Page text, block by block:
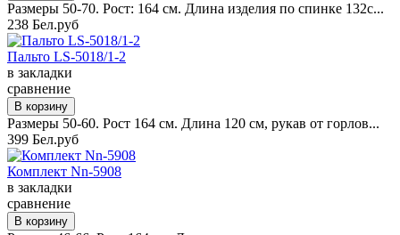
Размеры 50-70. Рост: 164 см. Длина изделия по спинке 132с...
238 Бел.руб
Пальто LS-5018/1-2
в закладки
сравнение
Размеры 50-60. Рост 164 см. Длина 120 см, рукав от горлов...
399 Бел.руб
Комплект Nn-5908
в закладки
сравнение